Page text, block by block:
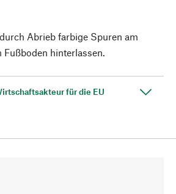
Abrieb farbige Spuren am
Fußboden hinterlassen.
für die EU